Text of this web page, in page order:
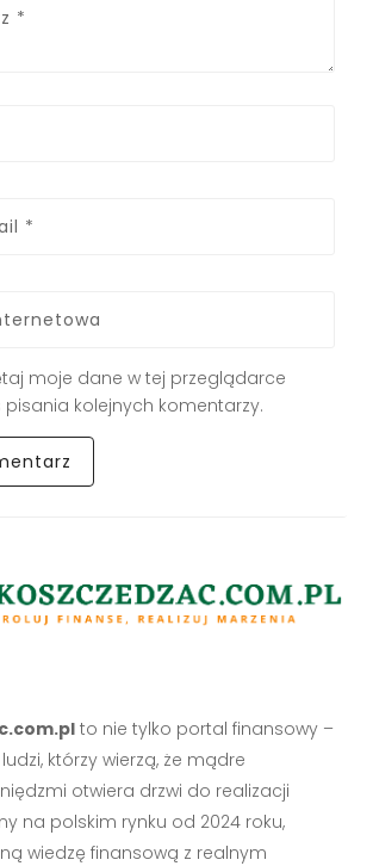
moje dane w tej przeglądarce
kolejnych komentarzy.
to nie tylko portal finansowy –
którzy wierzą, że mądre
otwiera drzwi do realizacji
na polskim rynku od 2024 roku,
wiedzę finansową z realnym